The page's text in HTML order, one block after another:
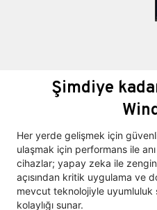
Şimdiye
Her yerde gelişmek için
ulaşmak için performans ile
cihazlar; yapay zeka ile
açısından kritik uygulama ve
mevcut teknolojiyle uyumluluk
kolaylığı sunar.